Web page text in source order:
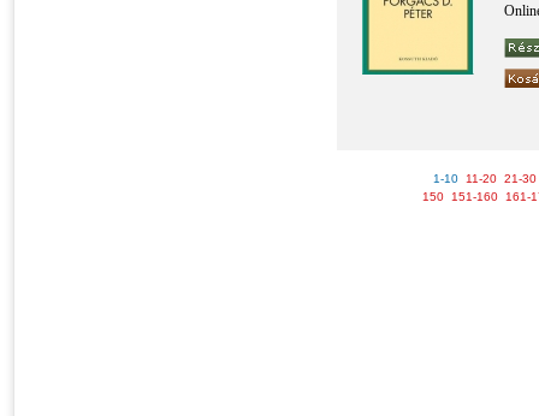
1-10 11-20 21-30
150
151-160 161-